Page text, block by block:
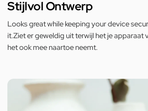
Stijlvol Ontwerp
Looks great while keeping your device
it.Ziet er geweldig uit terwijl het je apparaat
het ook mee naartoe neemt.